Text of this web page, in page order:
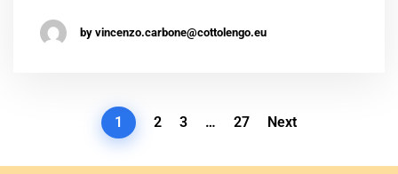
by vincenzo.carbone@cottolengo.eu
1 2 3 … 27 Next